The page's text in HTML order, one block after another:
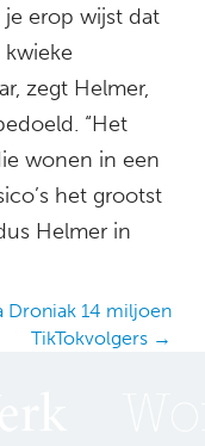
je erop wijst dat
zegt Helmer,
“Het
wonen in een
het grootst
Helmer in
Droniak 14 miljoen
TikTokvolgers →